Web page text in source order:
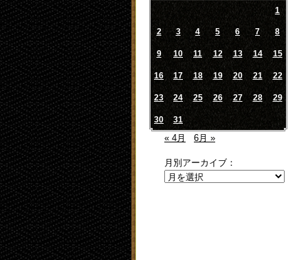
1
2 3 4 5 6 7 8
9 10 11 12 13 14 15
16 17 18 19 20 21 22
23 24 25 26 27 28 29
30 31
« 4月 6月 »
月別アーカイブ：